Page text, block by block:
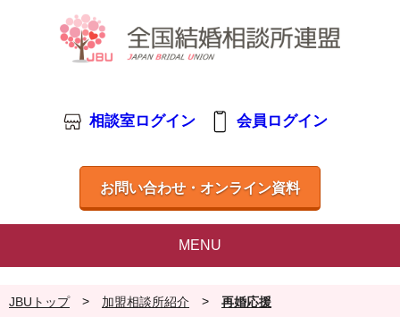
相談室ログイン 会員ログイン
お問い合わせ・オンライン資料
MENU
JBUトップ > 加盟相談所紹介 > 再婚応援